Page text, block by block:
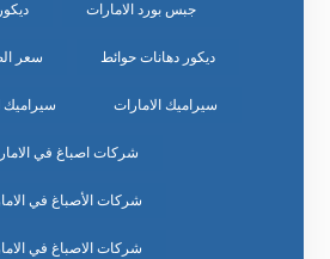
جبس بورد الامارات
ديكور دهانات حوائط سعر
سيراميك الامارات سيراميك
شركات اصباغ في
شركات الأصباغ في
شركات الاصباغ في